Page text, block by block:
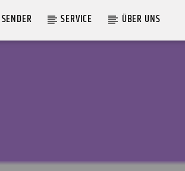
SERVICE ÜBER UNS